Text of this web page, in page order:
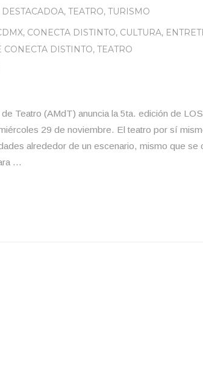
DESTACADOA, TEATRO, TURISMO
, CONECTA DISTINTO, CULTURA,
CONECTA DISTINTO, TEATRO
Teatro (AMdT) anuncia la 5ta. edición de
29 de noviembre. El teatro por sí
alrededor de un escenario, mismo que se
…